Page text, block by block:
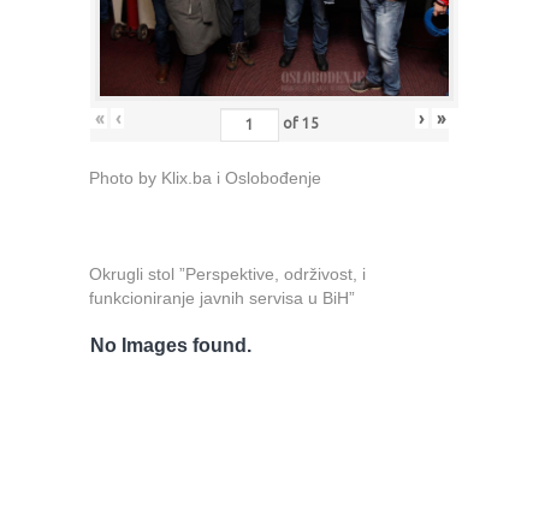
« ‹ of 15 › »
Photo by Klix.ba i Oslobođenje
Okrugli stol ”Perspektive, održivost, i
funkcioniranje javnih servisa u BiH”
No Images found.